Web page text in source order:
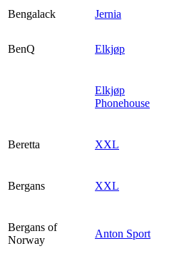
Bengalack
Jernia
BenQ Elkjøp
Elkjøp
Phonehouse
Beretta XXL
Bergans XXL
Bergans of
Norway
Anton Sport